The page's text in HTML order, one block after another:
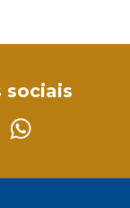
sociais